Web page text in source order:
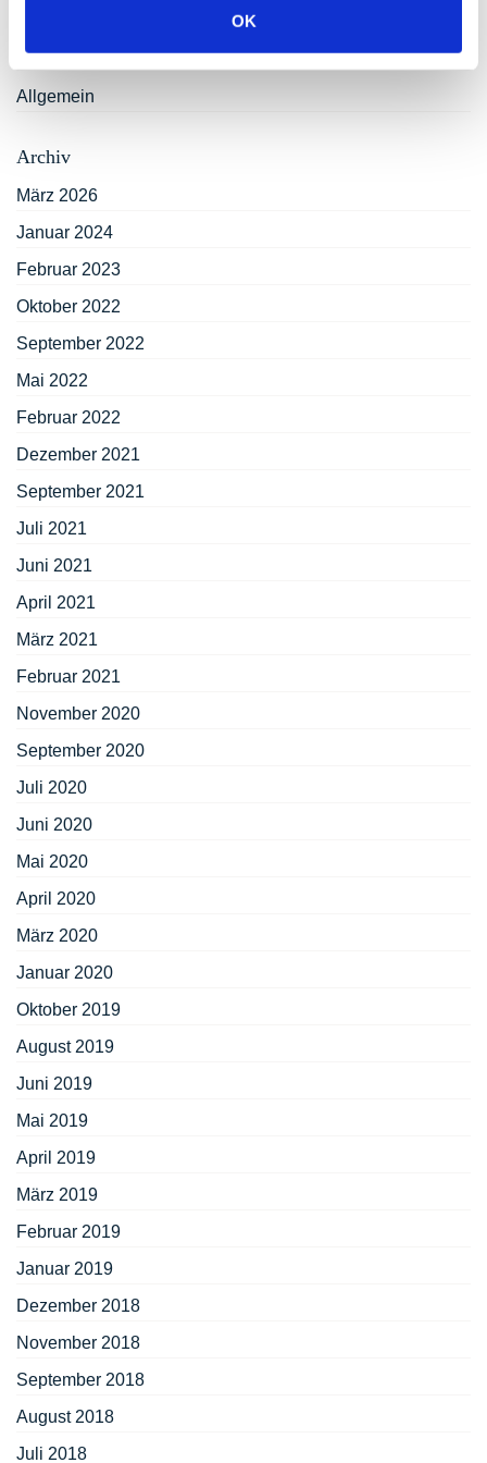
OK
Kategorien
Allgemein
Archiv
März 2026
Januar 2024
Februar 2023
Oktober 2022
September 2022
Mai 2022
Februar 2022
Dezember 2021
September 2021
Juli 2021
Juni 2021
April 2021
März 2021
Februar 2021
November 2020
September 2020
Juli 2020
Juni 2020
Mai 2020
April 2020
März 2020
Januar 2020
Oktober 2019
August 2019
Juni 2019
Mai 2019
April 2019
März 2019
Februar 2019
Januar 2019
Dezember 2018
November 2018
September 2018
August 2018
Juli 2018